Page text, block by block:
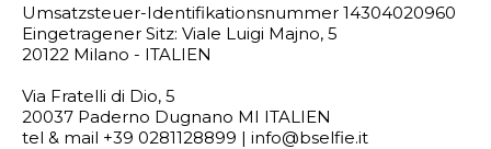
Umsatzsteuer-Identifikationsnummer 14304020960
Eingetragener Sitz: Viale Luigi Majno, 5
20122 Milano - ITALIEN
Via Fratelli di Dio, 5
20037 Paderno Dugnano MI ITALIEN
tel & mail +39 0281128899 | info@bselfie.it